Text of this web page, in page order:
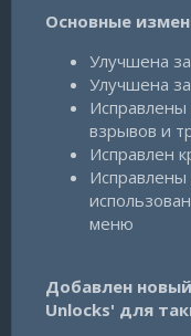
Основные
Улучшена
Улучшена
взрывов и
Исправлен
меню
Добавлен
Unlocks' для